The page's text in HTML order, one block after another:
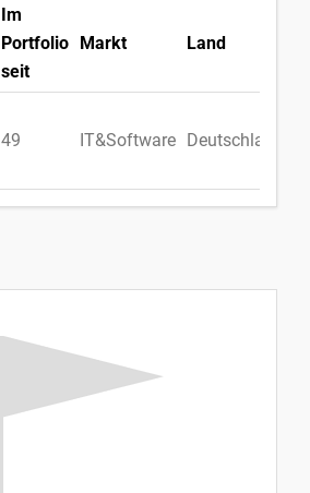
Im
Portfolio
seit
Markt Land
49 IT&Software Deutschland